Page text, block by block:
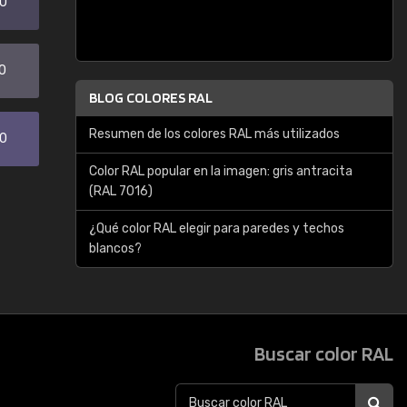
BLOG COLORES RAL
Resumen de los colores RAL más utilizados
Color RAL popular en la imagen: gris antracita
(RAL 7016)
¿Qué color RAL elegir para paredes y techos
blancos?
Buscar color RAL